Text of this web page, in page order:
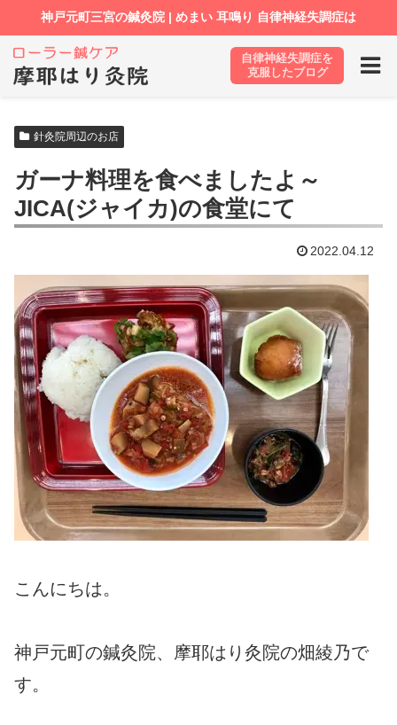
ホーム ブログ 針灸院周辺のお店
針灸院周辺のお店
ガーナ料理を食べましたよ～
JICA(ジャイカ)の食堂にて
2022.04.12
こんにちは。
神戸元町の鍼灸院、摩耶はり灸院の畑綾乃で
す。
自律神経失調症を
克服したブログ